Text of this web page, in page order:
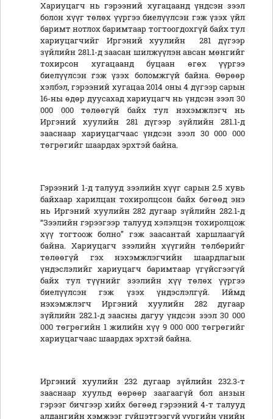
Хариуцагч нь гэрээний хугацаанд үндсэн зээл
болон хүүг төлөх үүргээ биелүүлсэн гэж үзэх үйл
баримт нотлох баримтаар тогтоогдохгүй байх тул
хариуцагчийг Иргэний хуулийн 281 дүгээр
зүйлийн 281.1-д заасан шилжүүлэн авсан мөнгийг
тохирсон хугацаанд буцаан өгөх үүргээ
биелүүлсэн гэж үзэх боломжгүй байна. Өөрөөр
хэлбэл, гэрээний хугацаа 2014 оны 4 дүгээр сарын
16-ны өдөр дуусахад хариуцагч нь үндсэн зээл 30
000 000 төлөөгүй байх тул нэхэмжлэгч нь
Иргэний хуулийн 281 дүгээр зүйлийн 281.1-д
зааснаар хариуцагчаас үндсэн зээл 30 000 000
төгрөгийг шаардах эрхтэй байна.
Гэрээний 1-д талууд зээлийн хүүг сарын 2.5 хувь
байхаар харилцан тохиролцсон байх бөгөөд энэ
нь Иргэний хуулийн 282 дугаар зүйлийн 282.1-д
“Зээлийн гэрээгээр талууд хэлэлцэн тохиролцож
хүү тогтоож болно” гэж заасантай харшлаагүй
байна. Хариуцагч зээлийн хүүгийн төлбөрийг
төлөөгүй гэх нэхэмжлэгчийн шаардлагын
үндэслэлийг хариуцагч баримтаар үгүйсгээгүй
байх тул түүнийг зээлийн хүү төлөх үүргээ
биелүүлсэн гэж үзэх үндэслэлгүй. Иймд
нэхэмжлэгч Иргэний хуулийн 282 дугаар
зүйлийн 282.1-д заасны дагуу үндсэн зээл 30 000
000 төгрөгийн 1 жилийн хүү 9 000 000 төгрөгийг
хариуцагчаас шаардах эрхтэй байна.
Иргэний хуулийн 232 дугаар зүйлийн 232.3-т
зааснаар хуульд өөрөөр заагаагүй бол анзын
гэрээг бичгээр хийх бөгөөд гэрээний 4-т талууд
алдангийн хэмжээг гүйцэтгээгүй үүргийн үнийн